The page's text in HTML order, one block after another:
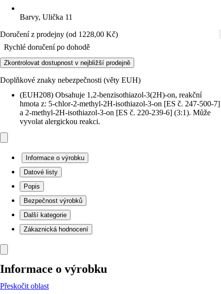
Barvy, Ulička 11
Doručení z prodejny (od 1228,00 Kč)
Rychlé doručení po dohodě
Zkontrolovat dostupnost v nejbližší prodejně
Doplňkové znaky nebezpečnosti (věty EUH)
(EUH208) Obsahuje 1,2-benzisothiazol-3(2H)-on, reakční
hmota z: 5-chlor-2-methyl-2H-isothiazol-3-on [ES č. 247-500-7]
a 2-methyl-2H-isothiazol-3-on [ES č. 220-239-6] (3:1). Může
vyvolat alergickou reakci.
Informace o výrobku
Datové listy
Popis
Bezpečnost výrobků
Další kategorie
Zákaznická hodnocení
Informace o výrobku
Přeskočit oblast